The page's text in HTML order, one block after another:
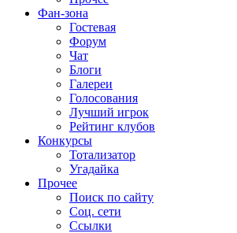
Фан-зона
Гостевая
Форум
Чат
Блоги
Галереи
Голосования
Лучший игрок
Рейтинг клубов
Конкурсы
Тотализатор
Угадайка
Прочее
Поиск по сайту
Соц. сети
Ссылки